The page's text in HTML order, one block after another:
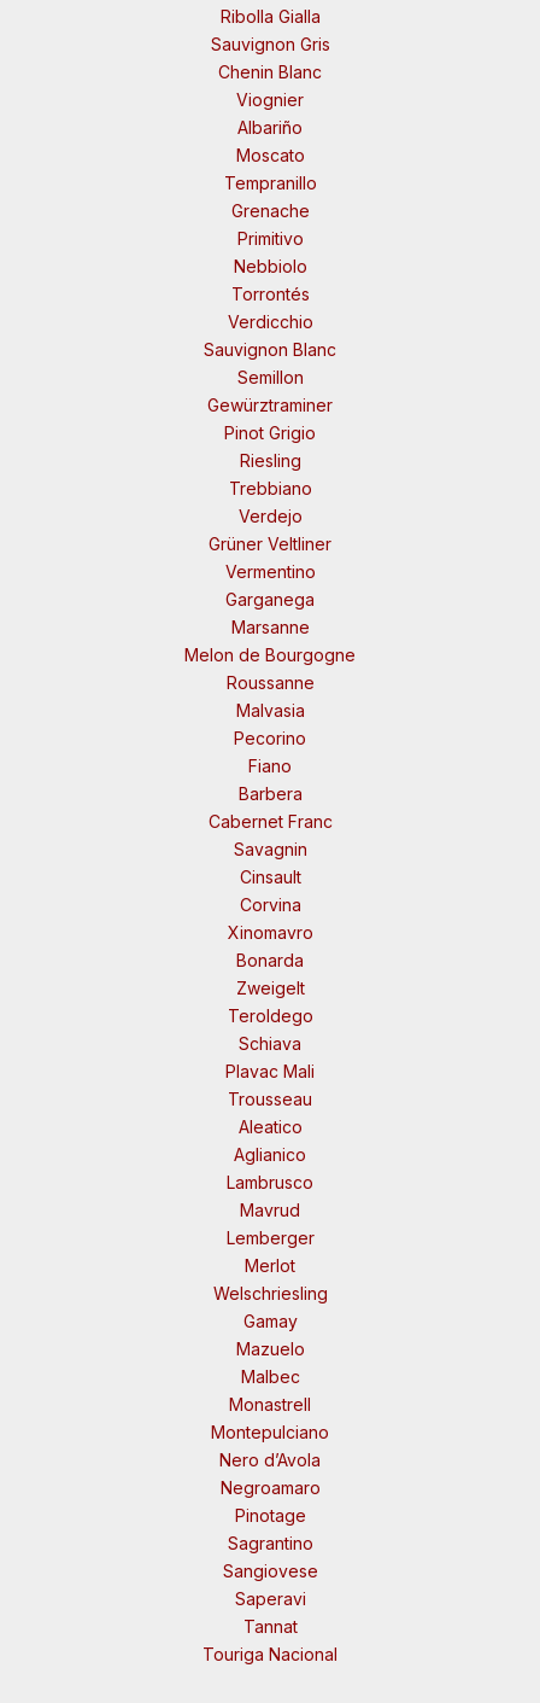
Ribolla Gialla
Sauvignon Gris
Chenin Blanc
Viognier
Albariño
Moscato
Tempranillo
Grenache
Primitivo
Nebbiolo
Torrontés
Verdicchio
Sauvignon Blanc
Semillon
Gewürztraminer
Pinot Grigio
Riesling
Trebbiano
Verdejo
Grüner Veltliner
Vermentino
Garganega
Marsanne
Melon de Bourgogne
Roussanne
Malvasia
Pecorino
Fiano
Barbera
Cabernet Franc
Savagnin
Cinsault
Corvina
Xinomavro
Bonarda
Zweigelt
Teroldego
Schiava
Plavac Mali
Trousseau
Aleatico
Aglianico
Lambrusco
Mavrud
Lemberger
Merlot
Welschriesling
Gamay
Mazuelo
Malbec
Monastrell
Montepulciano
Nero d’Avola
Negroamaro
Pinotage
Sagrantino
Sangiovese
Saperavi
Tannat
Touriga Nacional